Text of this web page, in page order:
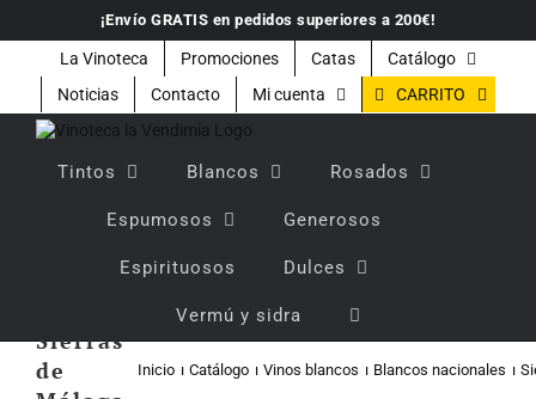
contenido
¡Envío GRATIS en pedidos superiores a 200€!
La Vinoteca Promociones Catas
Catálogo
Noticias
Contacto Mi cuenta CARRITO
Tintos Blancos Rosados
Espumosos Generosos
Espirituosos Dulces
Vermú y sidra
Sierras
de
Inicio Catálogo Vinos blancos Blancos nacionales